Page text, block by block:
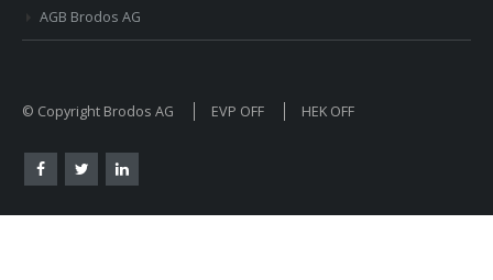
AGB Brodos AG
© Copyright Brodos AG EVP OFF HEK OFF